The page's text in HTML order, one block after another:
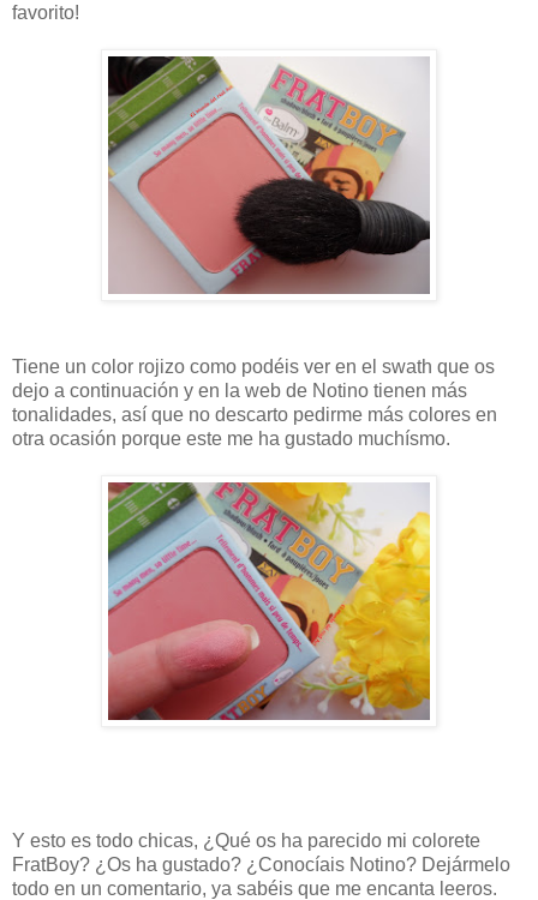
favorito!
Tiene un color rojizo como podéis ver en el swath que os
dejo a continuación y en la web de Notino tienen más
tonalidades, así que no descarto pedirme más colores en
otra ocasión porque este me ha gustado muchísmo.
Y esto es todo chicas, ¿Qué os ha parecido mi colorete
FratBoy? ¿Os ha gustado? ¿Conocíais Notino? Dejármelo
todo en un comentario, ya sabéis que me encanta leeros.